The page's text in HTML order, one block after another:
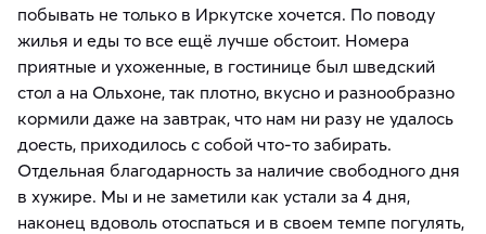
побывать не только в Иркутске хочется. По поводу
жилья и еды то все ещё лучше обстоит. Номера
приятные и ухоженные, в гостинице был шведский
стол а на Ольхоне, так плотно, вкусно и разнообразно
кормили даже на завтрак, что нам ни разу не удалось
доесть, приходилось с собой что-то забирать.
Отдельная благодарность за наличие свободного дня
в хужире. Мы и не заметили как устали за 4 дня,
наконец вдоволь отоспаться и в своем темпе погулять,